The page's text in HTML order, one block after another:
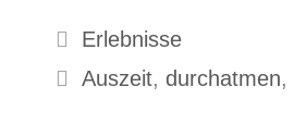
Kategorien
Erlebnisse
Schlagwörter
Auszeit, durchatmen,